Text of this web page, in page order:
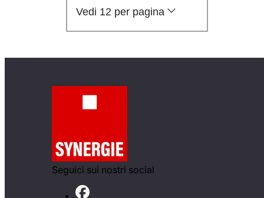
Vedi 12 per pagina
Seguici sui nostri social